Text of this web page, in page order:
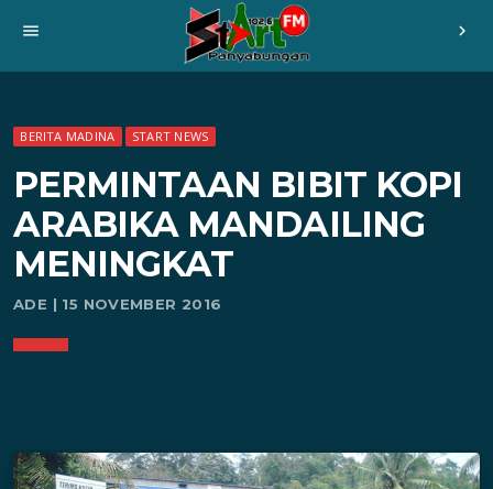
menu chevron_right
BERITA MADINA START NEWS
PERMINTAAN BIBIT KOPI
ARABIKA MANDAILING
MENINGKAT
ADE | 15 NOVEMBER 2016